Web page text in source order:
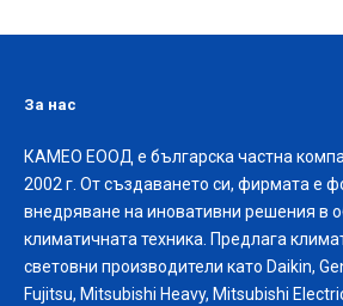
За нас
КАМЕО ЕООД е българска частна
2002 г. От създаването си, фирмата е
внедряване на иновативни решения в
климатичната техника. Предлага
световни производители като Daikin,
Fujitsu, Mitsubishi Heavy, Mitsubishi